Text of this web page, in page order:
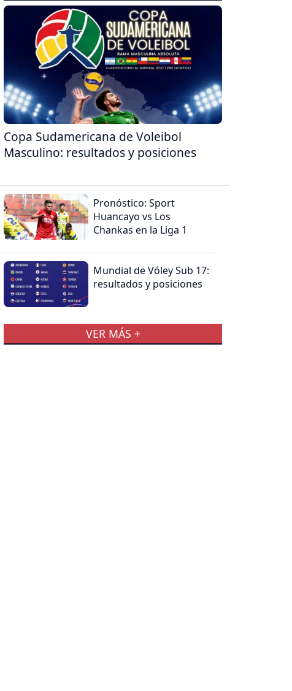
Copa Sudamericana de Voleibol
Masculino: resultados y posiciones
Pronóstico: Sport
Huancayo vs Los
Chankas en la Liga 1
Mundial de Vóley Sub 17:
resultados y posiciones
VER MÁS +